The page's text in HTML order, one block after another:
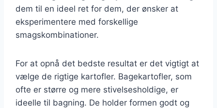
dem til en ideel ret for dem, der ønsker at
eksperimentere med forskellige
smagskombinationer.
For at opnå det bedste resultat er det vigtigt at
vælge de rigtige kartofler. Bagekartofler, som
ofte er større og mere stivelsesholdige, er
ideelle til bagning. De holder formen godt og